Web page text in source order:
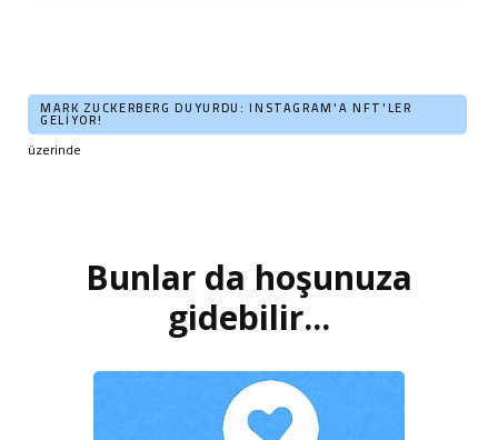
MARK ZUCKERBERG DUYURDU: INSTAGRAM'A NFT'LER
GELIYOR!
üzerinde
Bunlar da hoşunuza
gidebilir...